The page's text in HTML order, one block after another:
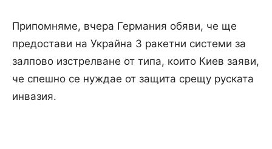
Припомняме, вчера Германия обяви, че ще
предостави на Украйна 3 ракетни системи за
залпово изстрелване от типа, които Киев заяви,
че спешно се нуждае от защита срещу руската
инвазия.